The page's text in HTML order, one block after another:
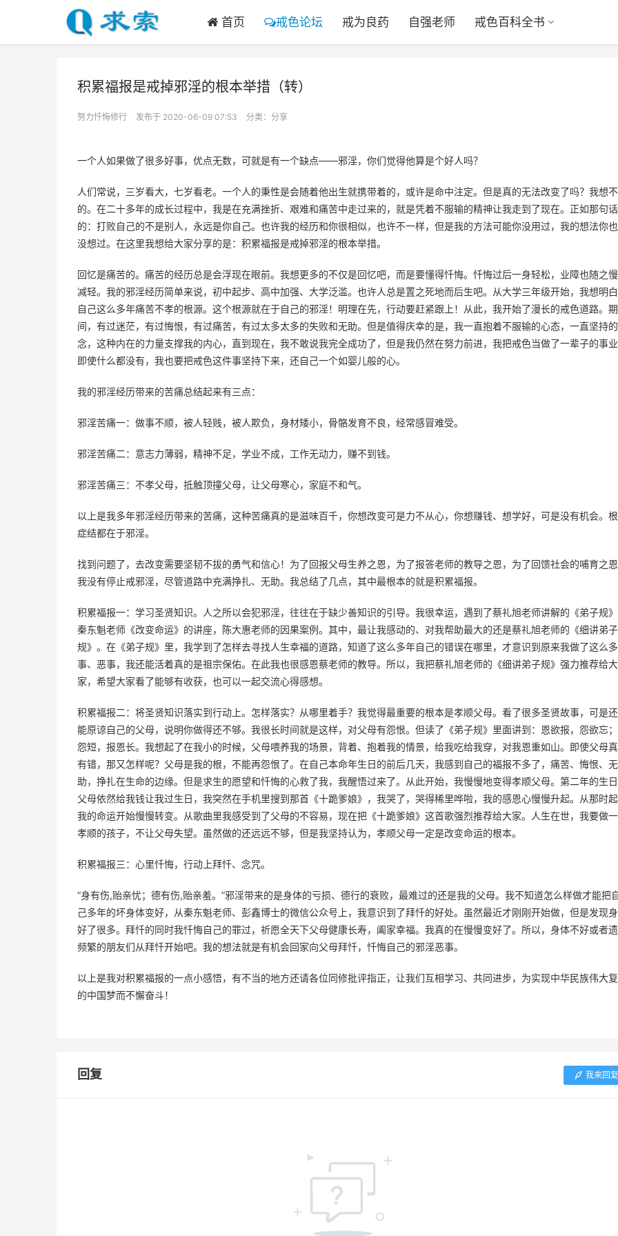
首页 戒色论坛 戒为良药 自强老师 戒色百科全书
积累福报是戒掉邪淫的根本举措（转）
努力忏悔修行 发布于 2020-06-09 07:53 分类： 分享
一个人如果做了很多好事，优点无数，可就是有一个缺点——邪淫，你们觉得他算是个好人吗？
人们常说，三岁看大，七岁看老。一个人的秉性是会随着他出生就携带着的，或许是命中注定。但是真的无法改变了吗？我想
的。在二十多年的成长过程中，我是在充满挫折、艰难和痛苦中走过来的，就是凭着不服输的精神让我走到了现在。正如那句
的：打败自己的不是别人，永远是你自己。也许我的经历和你很相似，也许不一样，但是我的方法可能你没用过，我的想法你
没想过。在这里我想给大家分享的是：积累福报是戒掉邪淫的根本举措。
回忆是痛苦的。痛苦的经历总是会浮现在眼前。我想更多的不仅是回忆吧，而是要懂得忏悔。忏悔过后一身轻松，业障也随之
减轻。我的邪淫经历简单来说，初中起步、高中加强、大学泛滥。也许人总是置之死地而后生吧。从大学三年级开始，我想明
自己这么多年痛苦不孝的根源。这个根源就在于自己的邪淫！明理在先，行动要赶紧跟上！从此，我开始了漫长的戒色道路。期
间，有过迷茫，有过悔恨，有过痛苦，有过太多太多的失败和无助。但是值得庆幸的是，我一直抱着不服输的心态，一直坚持
念，这种内在的力量支撑我的内心，直到现在，我不敢说我完全成功了，但是我仍然在努力前进，我把戒色当做了一辈子的事业
即使什么都没有，我也要把戒色这件事坚持下来，还自己一个如婴儿般的心。
我的邪淫经历带来的苦痛总结起来有三点：
邪淫苦痛一：做事不顺，被人轻贱，被人欺负，身材矮小，骨骼发育不良，经常感冒难受。
邪淫苦痛二：意志力薄弱，精神不足，学业不成，工作无动力，赚不到钱。
邪淫苦痛三：不孝父母，抵触顶撞父母，让父母寒心，家庭不和气。
以上是我多年邪淫经历带来的苦痛，这种苦痛真的是滋味百千，你想改变可是力不从心，你想赚钱、想学好，可是没有机会。
症结都在于邪淫。
找到问题了，去改变需要坚韧不拔的勇气和信心！为了回报父母生养之恩，为了报答老师的教导之恩，为了回馈社会的哺育之恩
我没有停止戒邪淫，尽管道路中充满挣扎、无助。我总结了几点，其中最根本的就是积累福报。
积累福报一：学习圣贤知识。人之所以会犯邪淫，往往在于缺少善知识的引导。我很幸运，遇到了蔡礼旭老师讲解的《弟子规》
秦东魁老师《改变命运》的讲座，陈大惠老师的因果案例。其中，最让我感动的、对我帮助最大的还是蔡礼旭老师的《细讲弟子
规》。在《弟子规》里，我学到了怎样去寻找人生幸福的道路，知道了这么多年自己的错误在哪里，才意识到原来我做了这么
事、恶事，我还能活着真的是祖宗保佑。在此我也很感恩蔡老师的教导。所以，我把蔡礼旭老师的《细讲弟子规》强力推荐给大
家，希望大家看了能够有收获，也可以一起交流心得感想。
积累福报二：将圣贤知识落实到行动上。怎样落实？从哪里着手？我觉得最重要的根本是孝顺父母。看了很多圣贤故事，可是
能原谅自己的父母，说明你做得还不够。我很长时间就是这样，对父母有怨恨。但读了《弟子规》里面讲到：恩欲报，怨欲忘
怨短，报恩长。我想起了在我小的时候，父母喂养我的场景，背着、抱着我的情景，给我吃给我穿，对我恩重如山。即使父母
有错，那又怎样呢？父母是我的根，不能再怨恨了。在自己本命年生日的前后几天，我感到自己的福报不多了，痛苦、悔恨、无
助，挣扎在生命的边缘。但是求生的愿望和忏悔的心救了我，我醒悟过来了。从此开始，我慢慢地变得孝顺父母。第二年的生
父母依然给我钱让我过生日，我突然在手机里搜到那首《十跪爹娘》，我哭了，哭得稀里哗啦，我的感恩心慢慢升起。从那时起
我的命运开始慢慢转变。从歌曲里我感受到了父母的不容易，现在把《十跪爹娘》这首歌强烈推荐给大家。人生在世，我要做
孝顺的孩子，不让父母失望。虽然做的还远远不够，但是我坚持认为，孝顺父母一定是改变命运的根本。
积累福报三：心里忏悔，行动上拜忏、念咒。
“身有伤,贻亲忧；德有伤,贻亲羞。”邪淫带来的是身体的亏损、德行的衰败，最难过的还是我的父母。我不知道怎么样做才能把
己多年的坏身体变好，从秦东魁老师、彭鑫博士的微信公众号上，我意识到了拜忏的好处。虽然最近才刚刚开始做，但是发现
好了很多。拜忏的同时我忏悔自己的罪过，祈愿全天下父母健康长寿，阖家幸福。我真的在慢慢变好了。所以，身体不好或者
频繁的朋友们从拜忏开始吧。我的想法就是有机会回家向父母拜忏，忏悔自己的邪淫恶事。
以上是我对积累福报的一点小感悟，有不当的地方还请各位同修批评指正，让我们互相学习、共同进步，为实现中华民族伟大
的中国梦而不懈奋斗！
回复 我来回复